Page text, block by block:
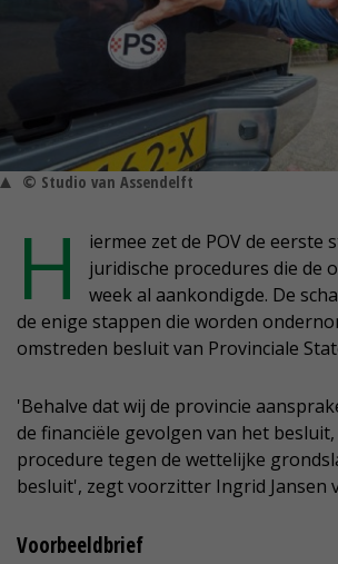
© Studio van Assendelft
H
iermee zet de POV de eerste
juridische procedures die de
week al aankondigde. De
de enige stappen die worden
omstreden besluit van Provinciale
'Behalve dat wij de provincie
de financiële gevolgen van het
procedure tegen de wettelijke
besluit', zegt voorzitter Ingrid Jansen
Voorbeeldbrief